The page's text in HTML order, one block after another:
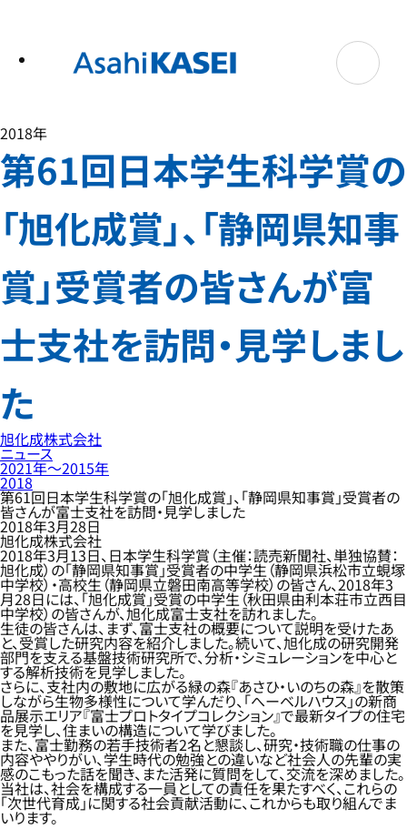
2018年
第61回日本学生科学賞の
「旭化成賞」、「静岡県知事
賞」受賞者の皆さんが富
士支社を訪問・見学しまし
た
旭化成株式会社
ニュース
2021年〜2015年
2018
第61回日本学生科学賞の「旭化成賞」、「静岡県知事賞」受賞者の
皆さんが富士支社を訪問・見学しました
2018年3月28日
旭化成株式会社
2018年3月13日、日本学生科学賞（主催：読売新聞社、単独協賛：
旭化成）の「静岡県知事賞」受賞者の中学生（静岡県浜松市立蜆塚
中学校）・高校生（静岡県立磐田南高等学校）の皆さん、2018年3
月28日には、「旭化成賞」受賞の中学生（秋田県由利本荘市立西目
中学校）の皆さんが、旭化成富士支社を訪れました。
生徒の皆さんは、まず、富士支社の概要について説明を受けたあ
と、受賞した研究内容を紹介しました。続いて、旭化成の研究開発
部門を支える基盤技術研究所で、分析・シミュレーションを中心と
する解析技術を見学しました。
さらに、支社内の敷地に広がる緑の森『あさひ・いのちの森』を散策
しながら生物多様性について学んだり、「へーベルハウス」の新商
品展示エリア『富士プロトタイプコレクション』で最新タイプの住宅
を見学し、住まいの構造について学びました。
また、富士勤務の若手技術者2名と懇談し、研究・技術職の仕事の
内容ややりがい、学生時代の勉強との違いなど社会人の先輩の実
感のこもった話を聞き、また活発に質問をして、交流を深めました。
当社は、社会を構成する一員としての責任を果たすべく、これらの
「次世代育成」に関する社会貢献活動に、これからも取り組んでま
いります。